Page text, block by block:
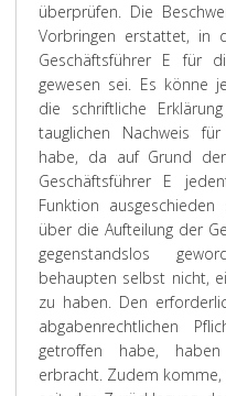
überprüfen. Die
Vorbringen erstattet, in
Geschäftsführer E für
gewesen sei. Es könne
die schriftliche
tauglichen Nachweis
habe, da auf Grund
Geschäftsführer E
Funktion
über die Aufteilung der
gegenstandslos
behaupten selbst nicht,
zu haben. Den
abgabenrechtlichen
getroffen habe,
erbracht. Zudem